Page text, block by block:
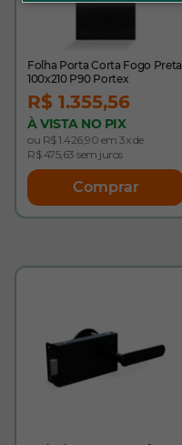
Folha Porta Corta Fogo Preta
100x210 P90 Portex
R$ 1.355,56
À VISTA NO PIX
ou R$ 1.426,90 em 3x de
R$ 475,63 sem juros
Comprar